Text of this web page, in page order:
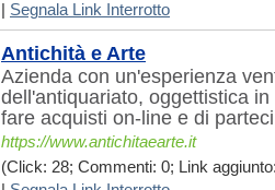
Segnala Link Interrotto
Antichità e Arte
Azienda con un'esperienza
dell'antiquariato, oggettistica
fare acquisti on-line e di
https://www.antichitaearte.it
(Click: 28; Commenti: 0; Link